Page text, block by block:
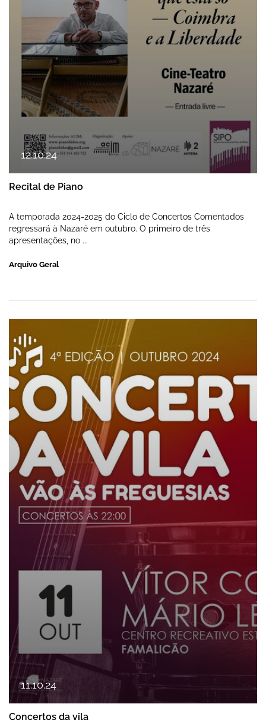
12.10.24
Recital de Piano
A temporada 2024-2025 do Ciclo de Concertos Comentados
regressará à Nazaré em outubro. O primeiro de três
apresentações, no ...
Arquivo Geral
Concertos da vila
11.10.24
Concertos da vila